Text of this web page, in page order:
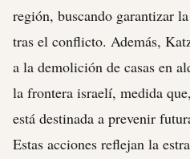
región, buscando garantizar
tras el conflicto. Además,
a la demolición de casas en
la frontera israelí, medida
está destinada a prevenir
Estas acciones reflejan la